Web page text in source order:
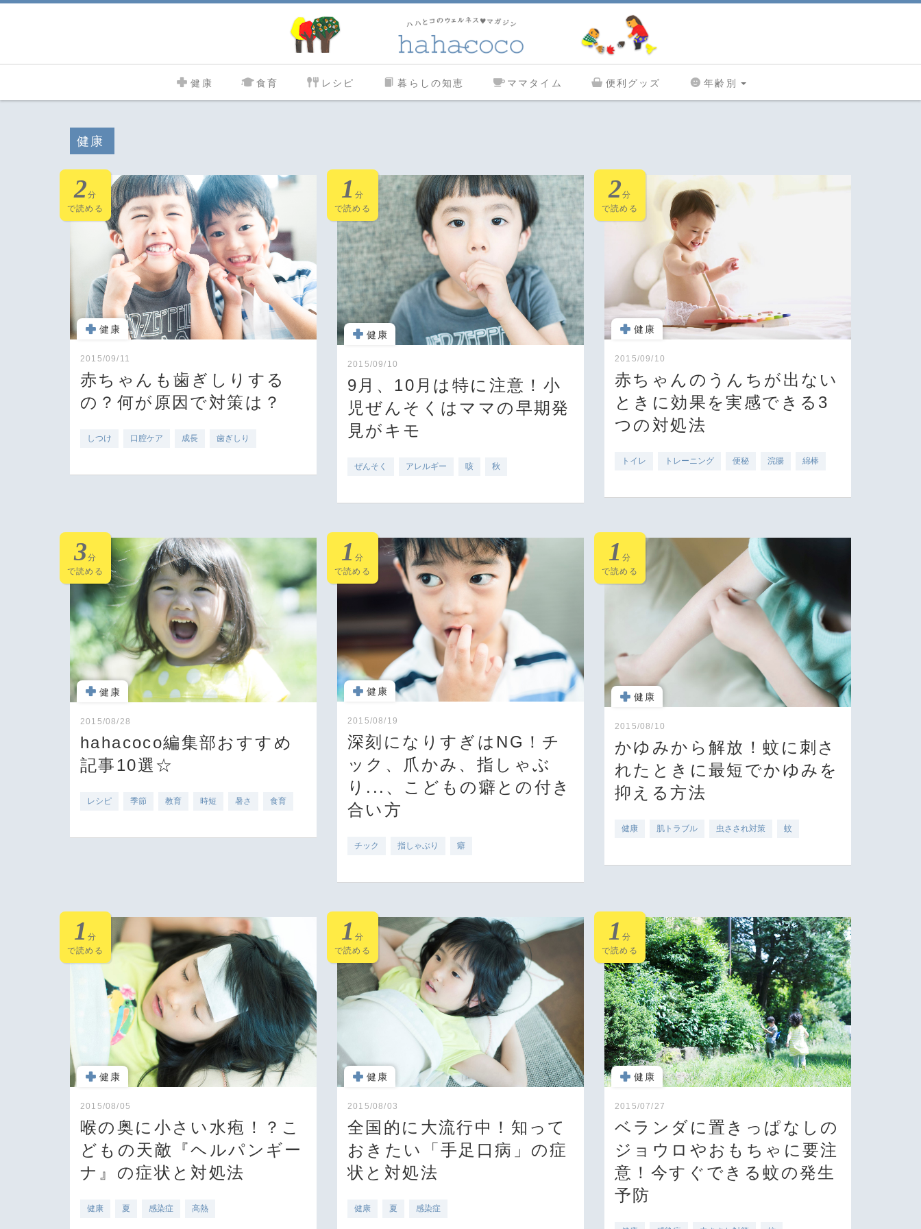
健康 食育 レシピ 暮らしの知恵 ママタイム 便利グッズ 年齢別
健康
健康
2分
で読める
2015/09/11
赤ちゃんも歯ぎしりする
の？何が原因で対策は？
しつけ 口腔ケア 成長 歯ぎしり
健康
1 分
で読める
2015/09/10
9月、10月は特に注意！小
児ぜんそくはママの早期発
見がキモ
ぜんそく アレルギー 咳 秋
健康
2分
で読める
2015/09/10
赤ちゃんのうんちが出ない
ときに効果を実感できる3
つの対処法
トイレ トレーニング 便秘 浣腸 綿棒
健康
3分
で読める
2015/08/28
hahacoco編集部おすすめ
記事10選☆
レシピ 季節 教育 時短 暑さ 食育
健康
1 分
で読める
2015/08/19
深刻になりすぎはNG！チ
ック、爪かみ、指しゃぶ
り...、こどもの癖との付き
合い方
チック 指しゃぶり 癖
健康
1 分
で読める
2015/08/10
かゆみから解放！蚊に刺さ
れたときに最短でかゆみを
抑える方法
健康 肌トラブル 虫さされ対策 蚊
健康
1 分
で読める
2015/08/05
喉の奥に小さい水疱！？こ
どもの天敵『ヘルパンギー
ナ』の症状と対処法
健康 夏 感染症 高熱
健康
1 分
で読める
2015/08/03
全国的に大流行中！知って
おきたい「手足口病」の症
状と対処法
健康 夏 感染症
健康
1 分
で読める
2015/07/27
ベランダに置きっぱなしの
ジョウロやおもちゃに要注
意！今すぐできる蚊の発生
予防